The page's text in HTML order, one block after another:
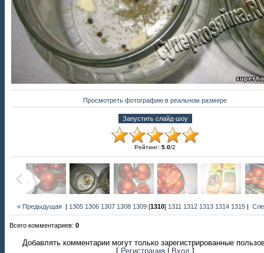
Просмотреть фотографию в реальном размере
Рейтинг: 5.0/2
« Предыдущая | 1305 1306 1307 1308 1309 [1310] 1311 1312 1313 1314 1315 |
Всего комментариев: 0
Добавлять комментарии могут только зарегистрированные